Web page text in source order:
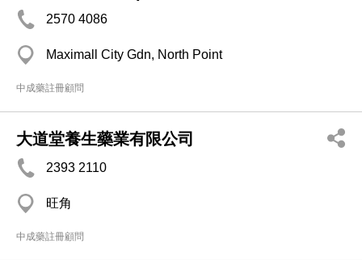
2570 4086
Maximall City Gdn, North Point
中成藥註冊顧問
大道堂養生藥業有限公司
2393 2110
旺角
中成藥註冊顧問